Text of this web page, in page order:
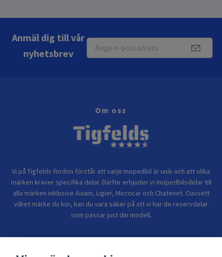
Anmäl dig till vår
nyhetsbrev
Om oss
Vi på Tigfelds fordon förstår att varje mopedbil är unik och att olika
märken kräver specifika delar. Därför erbjuder vi mopedbilsdelar till
alla märken inklusive Aixam, Ligier, Microcar och Chatenet. Oavsett
vilket märke du kör, kan du vara säker på att vi har de reservdelar
som passar just din modell.